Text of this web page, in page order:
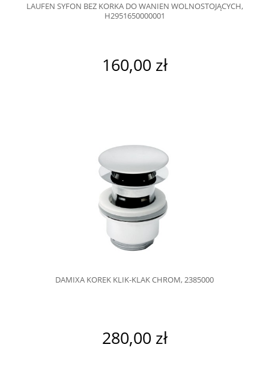
LAUFEN SYFON BEZ KORKA DO WANIEN WOLNOSTOJĄCYCH,
H2951650000001
160,00 zł
DAMIXA KOREK KLIK-KLAK CHROM, 2385000
280,00 zł